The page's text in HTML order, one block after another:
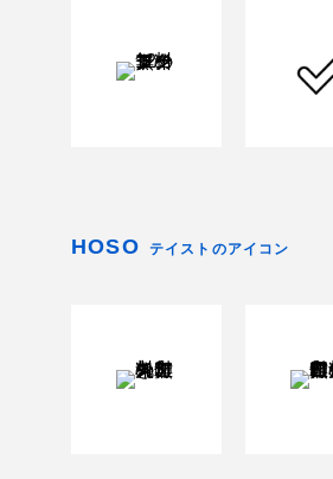
HOSO テイストのアイコン